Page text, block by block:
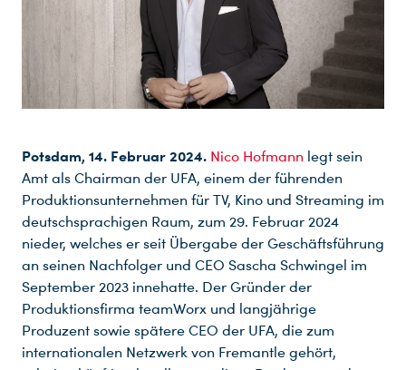
Potsdam, 14. Februar 2024. Nico Hofmann legt sein
Amt als Chairman der UFA, einem der führenden
Produktionsunternehmen für TV, Kino und Streaming im
deutschsprachigen Raum, zum 29. Februar 2024
nieder, welches er seit Übergabe der Geschäftsführung
an seinen Nachfolger und CEO Sascha Schwingel im
September 2023 innehatte. Der Gründer der
Produktionsfirma teamWorx und langjährige
Produzent sowie spätere CEO der UFA, die zum
internationalen Netzwerk von Fremantle gehört,